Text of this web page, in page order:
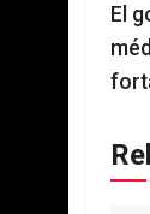
El